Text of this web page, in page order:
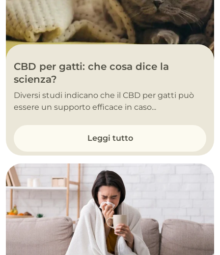
CBD per gatti: che cosa dice la
scienza?
Diversi studi indicano che il CBD per gatti può
essere un supporto efficace in caso...
Leggi tutto